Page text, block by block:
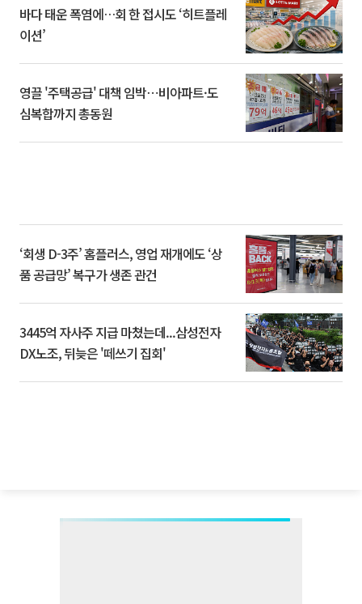
바다 태운 폭염에…회 한 접시도 ‘히트플레
이션’
영끌 '주택공급' 대책 임박⋯비아파트·도
심복합까지 총동원
‘회생 D-3주’ 홈플러스, 영업 재개에도 ‘상
품 공급망’ 복구가 생존 관건
3445억 자사주 지급 마쳤는데...삼성전자
DX노조, 뒤늦은 '떼쓰기 집회'